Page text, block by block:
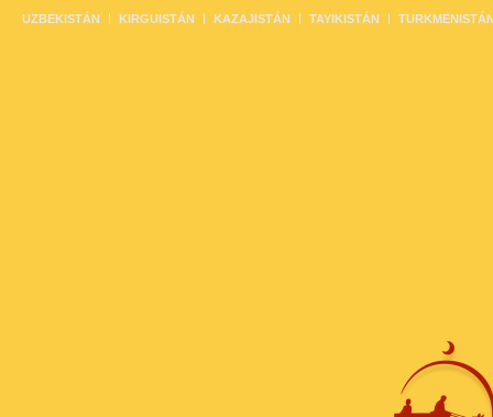
UZBEKISTÁN KIRGUISTÁN KAZAJISTÁN TAYIKISTÁN